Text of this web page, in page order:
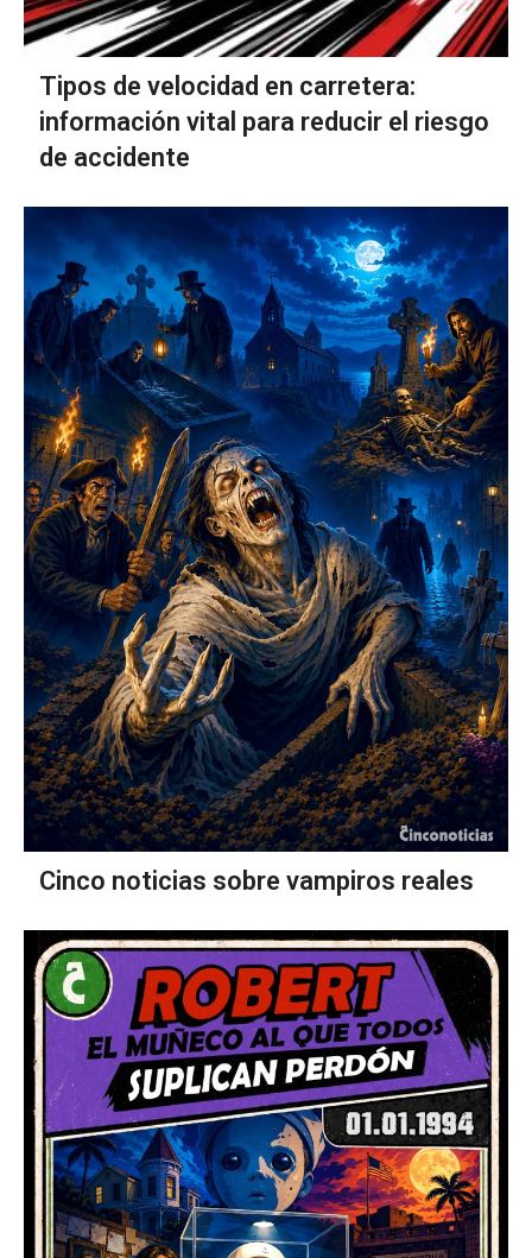
Tipos de velocidad en carretera:
información vital para reducir el riesgo
de accidente
Cinco noticias sobre vampiros reales